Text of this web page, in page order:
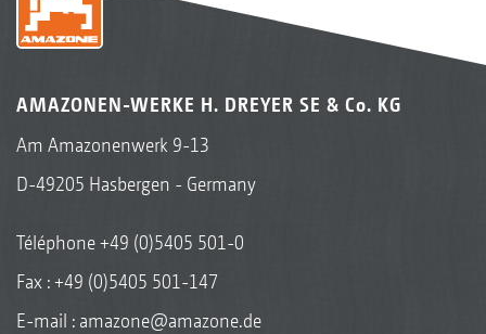
AMAZONEN-WERKE H. DREYER SE & Co. KG
Am Amazonenwerk 9-13
D-49205 Hasbergen - Germany
Téléphone+49 (0)5405 501-0
Fax : +49 (0)5405 501-147
E-mail : amazone@amazone.de